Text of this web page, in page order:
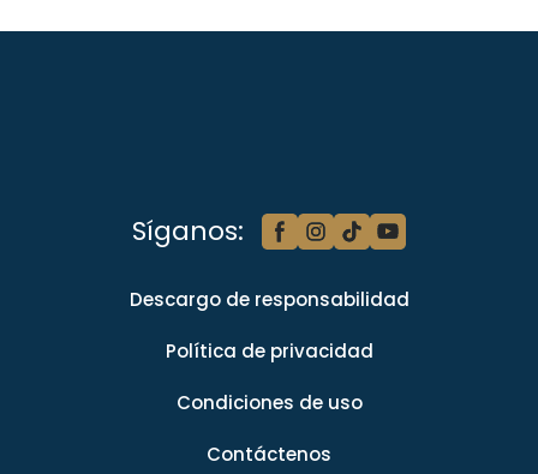
Síganos:
Descargo de responsabilidad
Política de privacidad
Condiciones de uso
Contáctenos